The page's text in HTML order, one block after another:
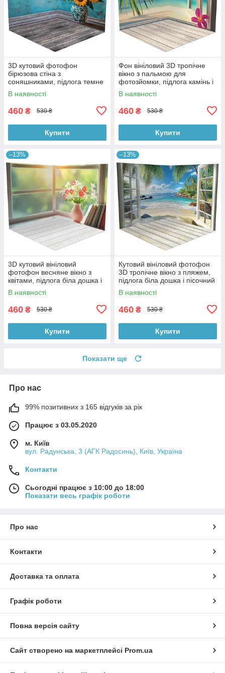
3D кутовий фотофон
бірюзова стіна з
соняшниками, підлога темне
дерево і блакитні дошки,
50×50 см, №58628
В наявності
460 ₴ 530 ₴
Купити
Фон вініловий 3D тропічне
вікно з пальмою для
фотозйомки, підлога камінь і
біла дошка, 50×50 см,
№58629
В наявності
460 ₴ 530 ₴
Купити
–13%
3D кутовий вініловий
фотофон весняне вікно з
квітами, підлога біла дошка і
камінь, 50×50 см, №58638
В наявності
460 ₴ 530 ₴
Купити
–13%
Кутовий вініловий фотофон
3D тропічне вікно з пляжем,
підлога біла дошка і пісочний
камінь, 50×50 см, №58660
В наявності
460 ₴ 530 ₴
Купити
Показати ще
Про нас
99% позитивних з 165 відгуків за рік
Працює з 03.05.2020
м. Київ
вул. Радунська, 3 (АГК Радосинь), Київ, Україна
Контакти
Сьогодні працює з 10:00 до 18:00
Показати весь графік роботи
Про нас
Контакти
Доставка та оплата
Графік роботи
Повна версія сайту
Сайт створено на маркетплейсі Prom.ua